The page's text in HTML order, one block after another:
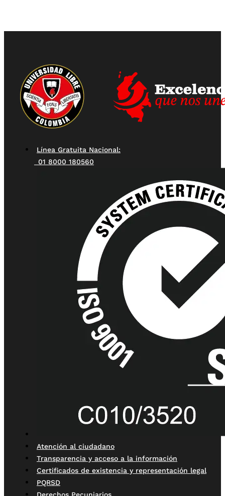
Línea Gratuita Nacional:
01 8000 180560
Atención al ciudadano
Transparencia y acceso a la información
Certificados de existencia y representación legal
PQRSD
Derechos Pecuniarios